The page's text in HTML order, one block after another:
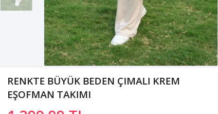
RENKTE BÜYÜK BEDEN ÇIMALI KREM
EŞOFMAN TAKIMI